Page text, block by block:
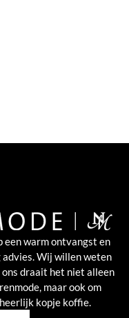
een warm ontvangst en
Wij willen weten
draait het niet alleen
maar ook om
kopje koffie.